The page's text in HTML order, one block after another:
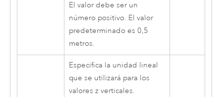
El valor debe ser un
número positivo. El valor
predeterminado es 0,5
metros.
Especifica la unidad lineal
que se utilizará para los
valores z verticales.